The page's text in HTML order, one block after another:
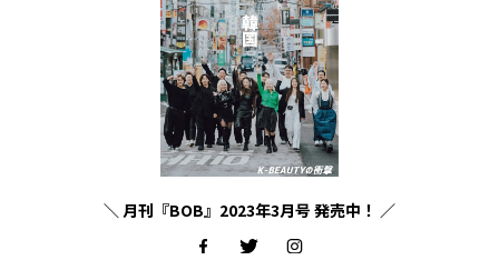
＼ 月刊『BOB』2023年3月号 発売中！ ／